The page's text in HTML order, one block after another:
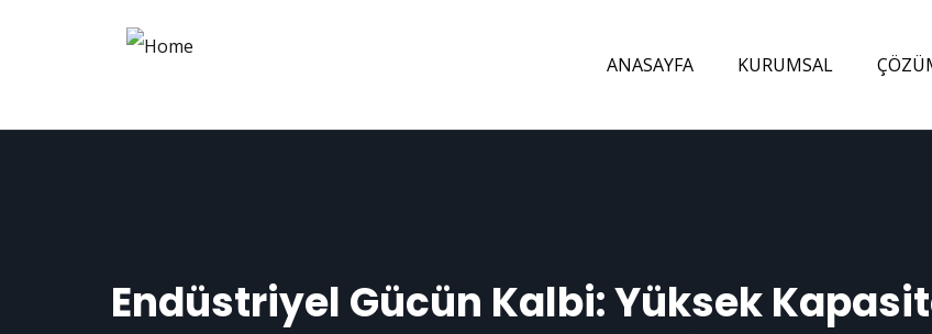
ANASAYFA KURUMSAL
Endüstriyel Gücün Kalbi: Yüksek